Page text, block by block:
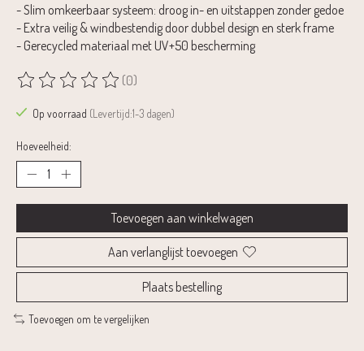
- Slim omkeerbaar systeem: droog in- en uitstappen zonder gedoe
- Extra veilig & windbestendig door dubbel design en sterk frame
- Gerecycled materiaal met UV+50 bescherming
De beoordeling van dit product is
(0)
Op voorraad (Levertijd:1-3 dagen)
Hoeveelheid:
Toevoegen aan winkelwagen
Aan verlanglijst toevoegen
Plaats bestelling
Toevoegen om te vergelijken